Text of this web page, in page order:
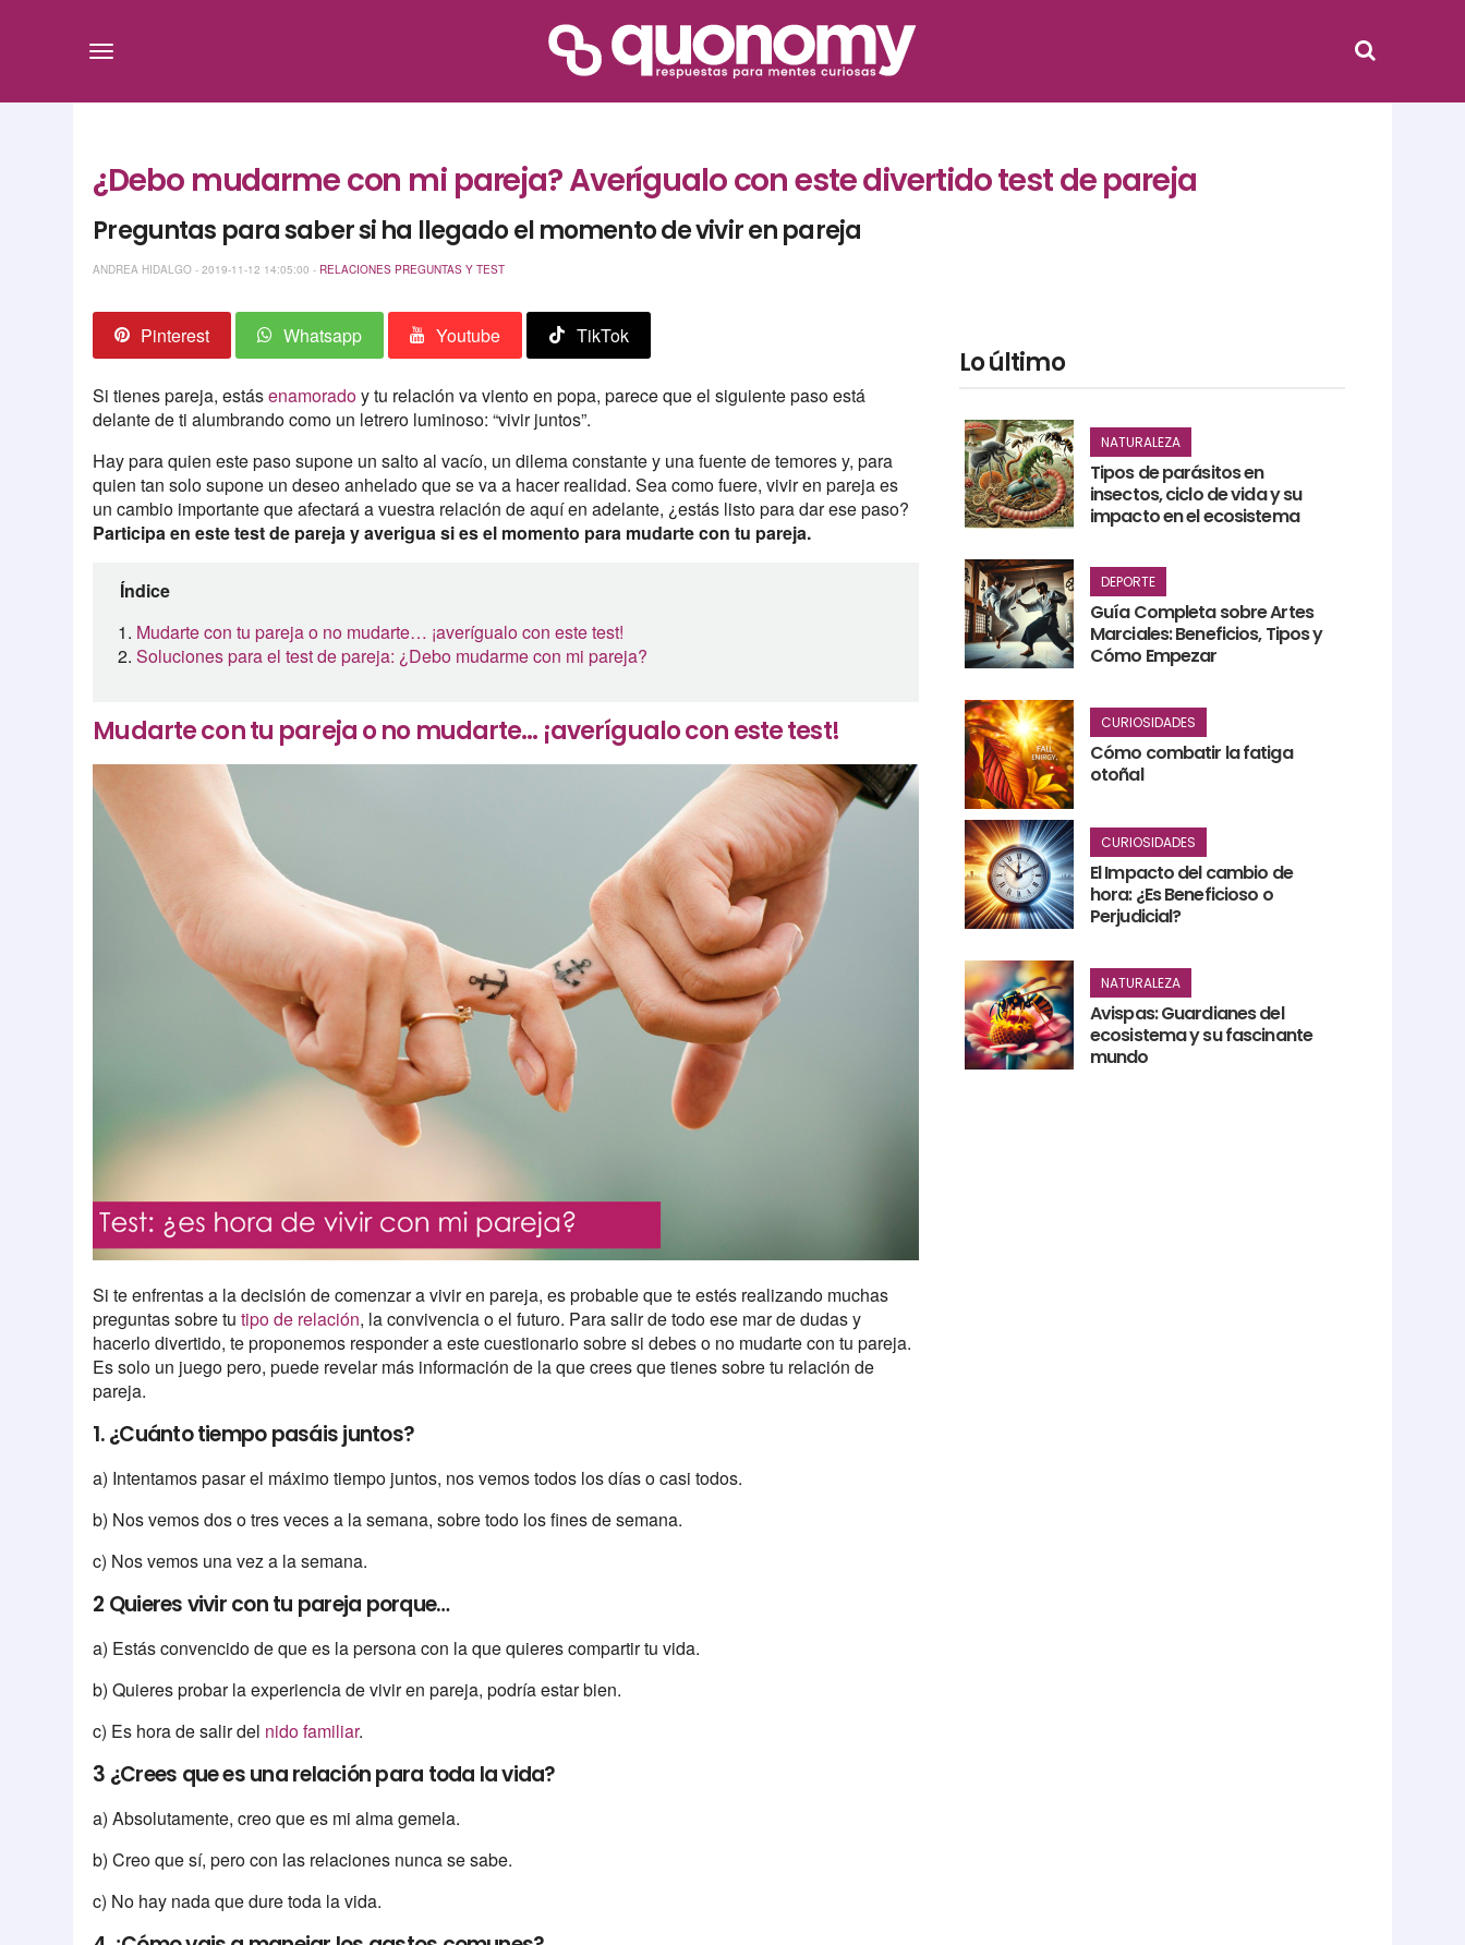
¿Debo mudarme con mi pareja? Averígualo con este divertido test de pareja
Preguntas para saber si ha llegado el momento de vivir en pareja
ANDREA HIDALGO - 2019-11-12 14:05:00 - RELACIONES PREGUNTAS Y TEST
Pinterest Whatsapp Youtube TikTok
Si tienes pareja, estásenamoradoy tu relación va viento en popa, parece que el siguiente paso está
delante de ti alumbrando como un letrero luminoso: “vivir juntos”.
Hay para quien este paso supone un salto al vacío, un dilema constante y una fuente de temores y, para
quien tan solo supone un deseo anhelado que se va a hacer realidad. Sea como fuere, vivir en pareja es
un cambio importante que afectará a vuestra relación de aquí en adelante, ¿estás listo para dar ese paso?
Participa en este test de pareja y averigua si es el momento para mudarte con tu pareja.
Índice
Mudarte con tu pareja o no mudarte… ¡averígualo con este test!
Soluciones para el test de pareja: ¿Debo mudarme con mi pareja?
Mudarte con tu pareja o no mudarte… ¡averígualo con este test!
Si te enfrentas a la decisión de comenzar a vivir en pareja, es probable que te estés realizando muchas
preguntas sobre tutipo de relación, la convivencia o el futuro. Para salir de todo ese mar de dudas y
hacerlo divertido, te proponemos responder a este cuestionario sobre si debes o no mudarte con tu pareja.
Es solo un juego pero, puede revelar más información de la que crees que tienes sobre tu relación de
pareja.
1. ¿Cuánto tiempo pasáis juntos?
a) Intentamos pasar el máximo tiempo juntos, nos vemos todos los días o casi todos.
b) Nos vemos dos o tres veces a la semana, sobre todo los fines de semana.
c) Nos vemos una vez a la semana.
2 Quieres vivir con tu pareja porque…
a) Estás convencido de que es la persona con la que quieres compartir tu vida.
b) Quieres probar la experiencia de vivir en pareja, podría estar bien.
c) Es hora de salir del nido familiar.
3 ¿Crees que es una relación para toda la vida?
a) Absolutamente, creo que es mi alma gemela.
b) Creo que sí, pero con las relaciones nunca se sabe.
c) No hay nada que dure toda la vida.
Lo último
NATURALEZA
Tipos de parásitos en
insectos, ciclo de vida y su
impacto en el ecosistema
DEPORTE
Guía Completa sobre Artes
Marciales: Beneficios, Tipos y
Cómo Empezar
CURIOSIDADES
Cómo combatir la fatiga
otoñal
CURIOSIDADES
El Impacto del cambio de
hora: ¿Es Beneficioso o
Perjudicial?
NATURALEZA
Avispas: Guardianes del
ecosistema y su fascinante
mundo